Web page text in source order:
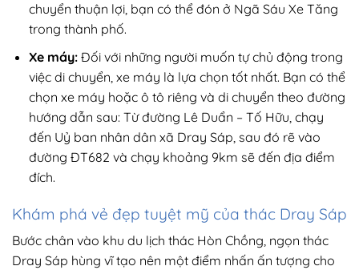
chuyển thuận lợi, bạn có thể đón ở Ngã Sáu Xe Tăng
trong thành phố.
Xe máy:Đối với những người muốn tự chủ động trong
việc di chuyển, xe máy là lựa chọn tốt nhất. Bạn có thể
chọn xe máy hoặc ô tô riêng và di chuyển theo đường
hướng dẫn sau: Từ đường Lê Duẩn – Tố Hữu, chạy
đến Uỷ ban nhân dân xã Dray Sáp, sau đó rẽ vào
đường ĐT682 và chạy khoảng 9km sẽ đến địa điểm
đích.
Khám phá vẻ đẹp tuyệt mỹ của thác Dray Sáp
Bước chân vào khu du lịch thác Hòn Chồng, ngọn thác
Dray Sáp hùng vĩ tạo nên một điểm nhấn ấn tượng cho